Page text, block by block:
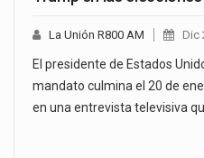
La Unión R800 AM Dic
El presidente de Estados
mandato culmina el 20 de
en una entrevista televisiva